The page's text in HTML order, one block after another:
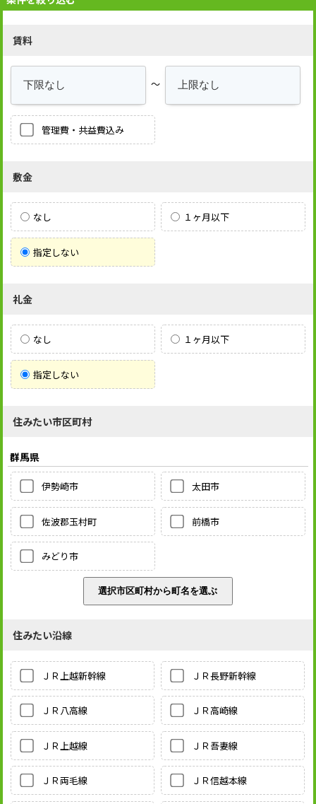
賃料
～
管理費・共益費込み
敷金
なし １ヶ月以下
指定しない
礼金
なし １ヶ月以下
指定しない
住みたい市区町村
群馬県
伊勢崎市 太田市
佐波郡玉村町 前橋市
みどり市
住みたい沿線
ＪＲ上越新幹線 ＪＲ長野新幹線
ＪＲ八高線 ＪＲ高崎線
ＪＲ上越線 ＪＲ吾妻線
ＪＲ両毛線 ＪＲ信越本線